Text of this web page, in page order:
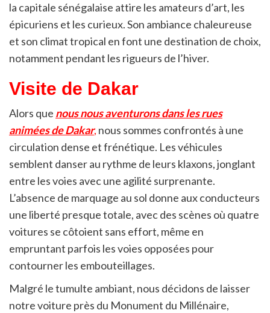
la capitale sénégalaise attire les amateurs d’art, les
épicuriens et les curieux. Son ambiance chaleureuse
et son climat tropical en font une destination de choix,
notamment pendant les rigueurs de l’hiver.
Visite de Dakar
Alors que nous nous aventurons dans les rues
animées de Dakar, nous sommes confrontés à une
circulation dense et frénétique. Les véhicules
semblent danser au rythme de leurs klaxons, jonglant
entre les voies avec une agilité surprenante.
L’absence de marquage au sol donne aux conducteurs
une liberté presque totale, avec des scènes où quatre
voitures se côtoient sans effort, même en
empruntant parfois les voies opposées pour
contourner les embouteillages.
Malgré le tumulte ambiant, nous décidons de laisser
notre voiture près du Monument du Millénaire,